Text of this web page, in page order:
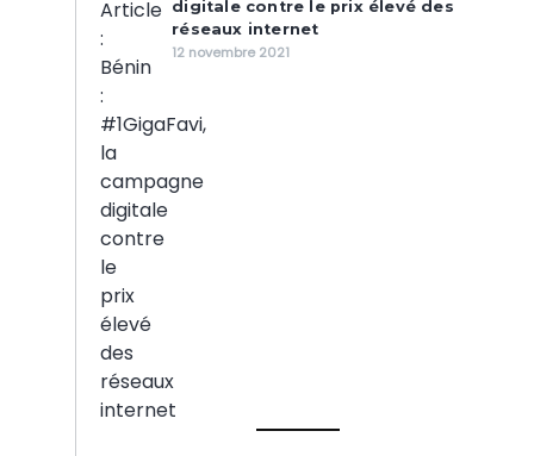
digitale contre le prix élevé des
réseaux internet
12 novembre 2021